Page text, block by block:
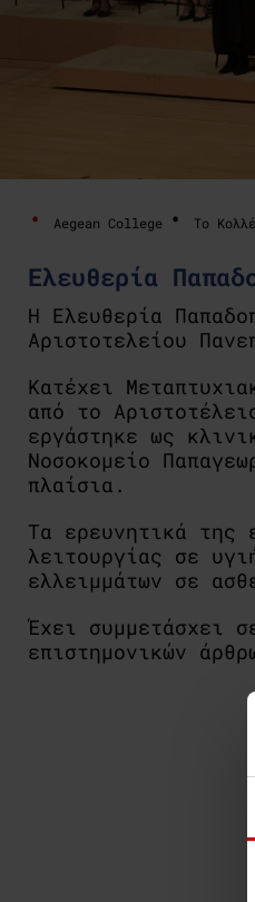
Aegean College Το
Ελευθερία
Η Ελευθερία
Αριστοτελείου
Κατέχει
από το
εργάστηκε ως
Νοσοκομείο
πλαίσια.
Τα ερευνητικά της
λειτουργίας σε
ελλειμμάτων σε
Έχει συμμετάσχει
επιστημονικών